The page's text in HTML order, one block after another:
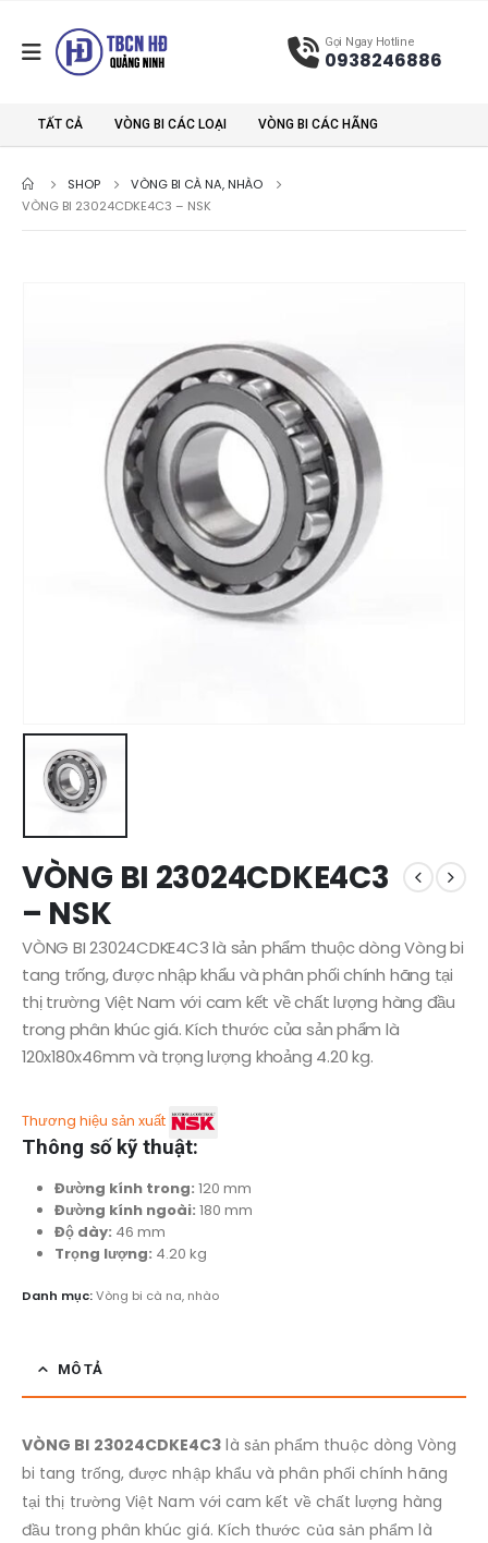
Gọi Ngay Hotline
0938246886
TẤT CẢ VÒNG BI CÁC LOẠI VÒNG BI CÁC HÃNG
SHOP
VÒNG BI CÀ NA, NHÀO
VÒNG BI 23024CDKE4C3 – NSK
VÒNG BI 23024CDKE4C3
– NSK
VÒNG BI 23024CDKE4C3 là sản phẩm thuộc dòng Vòng bi
tang trống, được nhập khẩu và phân phối chính hãng tại
thị trường Việt Nam với cam kết về chất lượng hàng đầu
trong phân khúc giá. Kích thước của sản phẩm là
120x180x46mm và trọng lượng khoảng 4.20 kg.
Thương hiệu sản xuất
Thông số kỹ thuật:
Đường kính trong: 120 mm
Đường kính ngoài: 180 mm
Độ dày: 46 mm
Trọng lượng: 4.20 kg
Danh mục:Vòng bi cà na, nhào
MÔ TẢ
VÒNG BI 23024CDKE4C3 là sản phẩm thuộc dòng Vòng
bi tang trống, được nhập khẩu và phân phối chính hãng
tại thị trường Việt Nam với cam kết về chất lượng hàng
đầu trong phân khúc giá. Kích thước của sản phẩm là